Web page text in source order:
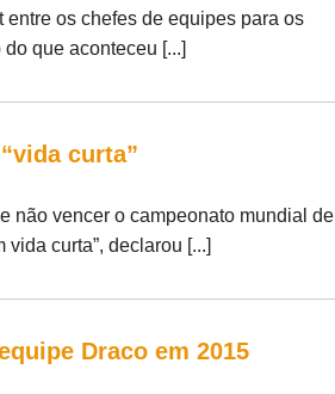
os chefes de equipes para os
que aconteceu [...]
curta”
não vencer o campeonato mundial de
curta”, declarou [...]
Draco em 2015